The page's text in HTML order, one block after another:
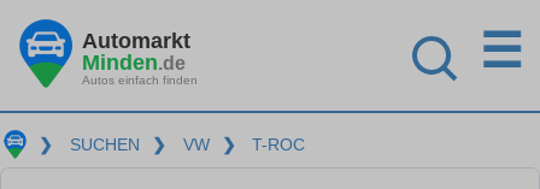
Automarkt
Minden.de
Autos einfach finden
☰
❯ SUCHEN ❯ VW ❯ T-ROC